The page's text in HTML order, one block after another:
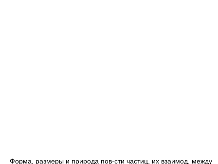
Форма, размеры и природа пов-сти частиц, их взаимод. между